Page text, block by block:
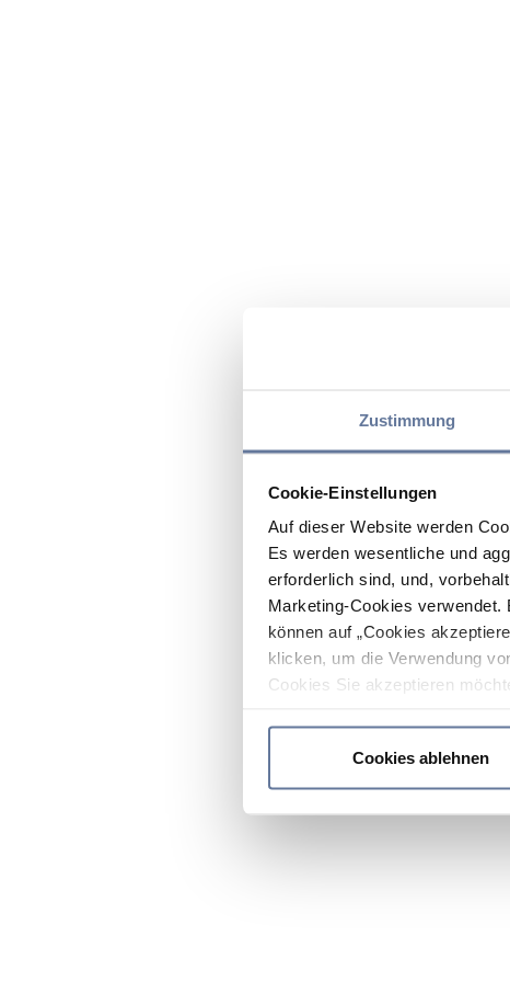
Zustimmung
Cookie-Einstellungen
Auf dieser Website werden
Es werden wesentliche und
erforderlich sind, und,
Marketing-Cookies
können auf „Cookies
klicken, um die Verwendung
Cookies Sie akzeptieren
Cookies ablehnen